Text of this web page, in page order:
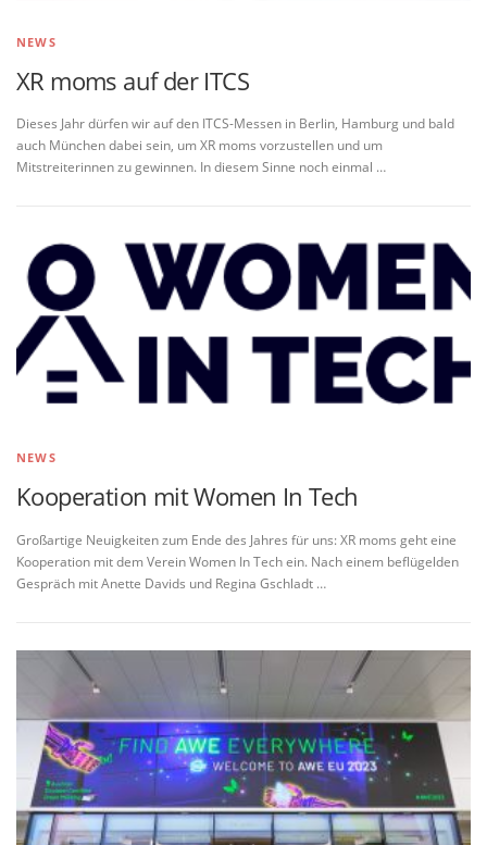
NEWS
XR moms auf der ITCS
Dieses Jahr dürfen wir auf den ITCS-Messen in Berlin, Hamburg und bald
auch München dabei sein, um XR moms vorzustellen und um
Mitstreiterinnen zu gewinnen. In diesem Sinne noch einmal …
NEWS
Kooperation mit Women In Tech
Großartige Neuigkeiten zum Ende des Jahres für uns: XR moms geht eine
Kooperation mit dem Verein Women In Tech ein. Nach einem beflügelden
Gespräch mit Anette Davids und Regina Gschladt …